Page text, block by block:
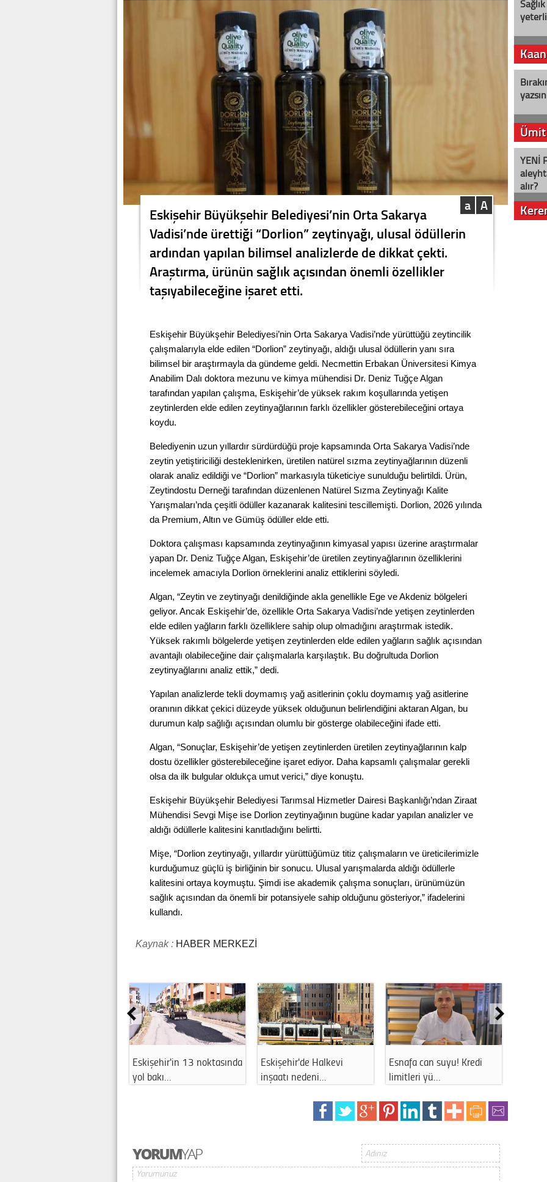
A
a
Eskişehir Büyükşehir Belediyesi’nin Orta Sakarya
Vadisi’nde ürettiği “Dorlion” zeytinyağı, ulusal ödüllerin
ardından yapılan bilimsel analizlerde de dikkat çekti.
Araştırma, ürünün sağlık açısından önemli özellikler
taşıyabileceğine işaret etti.
Eskişehir Büyükşehir Belediyesi’nin Orta Sakarya Vadisi’nde yürüttüğü zeytincilik
çalışmalarıyla elde edilen “Dorlion” zeytinyağı, aldığı ulusal ödüllerin yanı sıra
bilimsel bir araştırmayla da gündeme geldi. Necmettin Erbakan Üniversitesi Kimya
Anabilim Dalı doktora mezunu ve kimya mühendisi Dr. Deniz Tuğçe Algan
tarafından yapılan çalışma, Eskişehir’de yüksek rakım koşullarında yetişen
zeytinlerden elde edilen zeytinyağlarının farklı özellikler gösterebileceğini ortaya
koydu.
Belediyenin uzun yıllardır sürdürdüğü proje kapsamında Orta Sakarya Vadisi’nde
zeytin yetiştiriciliği desteklenirken, üretilen natürel sızma zeytinyağlarının düzenli
olarak analiz edildiği ve “Dorlion” markasıyla tüketiciye sunulduğu belirtildi. Ürün,
Zeytindostu Derneği tarafından düzenlenen Natürel Sızma Zeytinyağı Kalite
Yarışmaları’nda çeşitli ödüller kazanarak kalitesini tescillemişti. Dorlion, 2026 yılında
da Premium, Altın ve Gümüş ödüller elde etti.
Doktora çalışması kapsamında zeytinyağının kimyasal yapısı üzerine araştırmalar
yapan Dr. Deniz Tuğçe Algan, Eskişehir’de üretilen zeytinyağlarının özelliklerini
incelemek amacıyla Dorlion örneklerini analiz ettiklerini söyledi.
Algan, “Zeytin ve zeytinyağı denildiğinde akla genellikle Ege ve Akdeniz bölgeleri
geliyor. Ancak Eskişehir’de, özellikle Orta Sakarya Vadisi’nde yetişen zeytinlerden
elde edilen yağların farklı özelliklere sahip olup olmadığını araştırmak istedik.
Yüksek rakımlı bölgelerde yetişen zeytinlerden elde edilen yağların sağlık açısından
avantajlı olabileceğine dair çalışmalarla karşılaştık. Bu doğrultuda Dorlion
zeytinyağlarını analiz ettik,” dedi.
Yapılan analizlerde tekli doymamış yağ asitlerinin çoklu doymamış yağ asitlerine
oranının dikkat çekici düzeyde yüksek olduğunun belirlendiğini aktaran Algan, bu
durumun kalp sağlığı açısından olumlu bir gösterge olabileceğini ifade etti.
Algan, “Sonuçlar, Eskişehir’de yetişen zeytinlerden üretilen zeytinyağlarının kalp
dostu özellikler gösterebileceğine işaret ediyor. Daha kapsamlı çalışmalar gerekli
olsa da ilk bulgular oldukça umut verici,” diye konuştu.
Eskişehir Büyükşehir Belediyesi Tarımsal Hizmetler Dairesi Başkanlığı’ndan Ziraat
Mühendisi Sevgi Mişe ise Dorlion zeytinyağının bugüne kadar yapılan analizler ve
aldığı ödüllerle kalitesini kanıtladığını belirtti.
Mişe, “Dorlion zeytinyağı, yıllardır yürüttüğümüz titiz çalışmaların ve üreticilerimizle
kurduğumuz güçlü iş birliğinin bir sonucu. Ulusal yarışmalarda aldığı ödüllerle
kalitesini ortaya koymuştu. Şimdi ise akademik çalışma sonuçları, ürünümüzün
sağlık açısından da önemli bir potansiyele sahip olduğunu gösteriyor,” ifadelerini
kullandı.
Kaynak : HABER MERKEZİ
Esnafa can suyu! Kredi
Eskişehir'de o meydanda
Eskişehir'de tehlikeli
manzara: Vat…
Eskişehir'de hatalı
yazsın
YENİ
alır?